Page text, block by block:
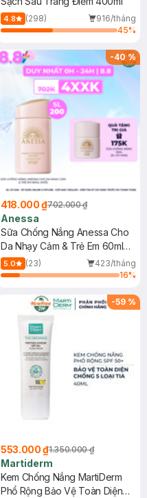
4.8 (298)
916/tháng
45%
-40%
418.000 ₫702.000 ₫
Anessa
Sữa Chống Nắng Anessa Cho
Da Nhạy Cảm & Trẻ Em 60ml
(Mới)
5.0 (23)
423/tháng
16%
-59 %
553.000 ₫1.350.000 ₫
Martiderm
Kem Chống Nắng MartiDerm
Phổ Rộng Bảo Vệ Toàn Diện